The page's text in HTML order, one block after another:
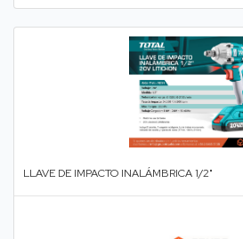
LLAVE DE IMPACTO INALÁMBRICA 1/2"